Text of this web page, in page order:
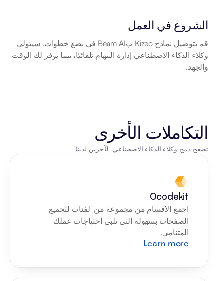
الشروع في العمل
والجهد.
التكاملات الأخرى
تصفح دمج وكلاء الذكاء الاصطناعي الآخرين لدينا
0codekit
المتنامي.
Learn more